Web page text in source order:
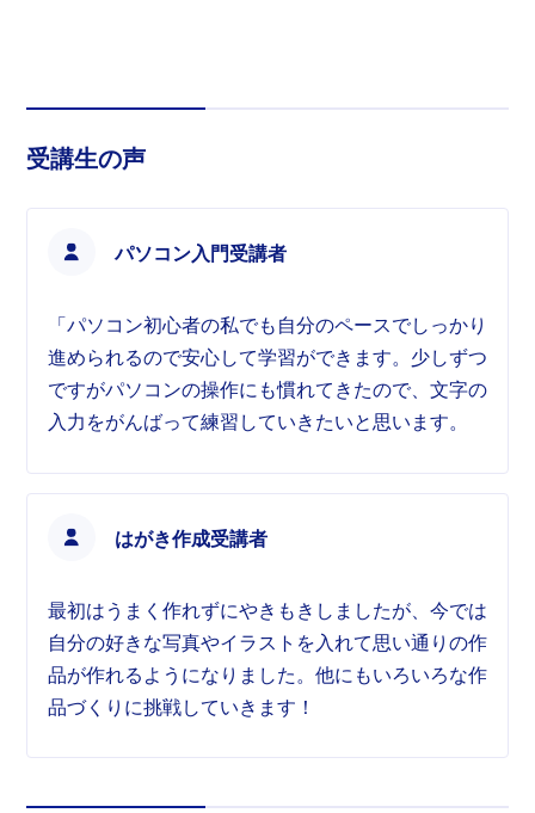
受講生の声
パソコン入門受講者
「パソコン初心者の私でも自分のペースでしっかり
進められるので安心して学習ができます。少しずつ
ですがパソコンの操作にも慣れてきたので、文字の
入力をがんばって練習していきたいと思います。
はがき作成受講者
最初はうまく作れずにやきもきしましたが、今では
自分の好きな写真やイラストを入れて思い通りの作
品が作れるようになりました。他にもいろいろな作
品づくりに挑戦していきます！